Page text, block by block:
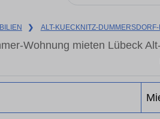
❯ ALT-KUECKNITZ-
Wohnung mieten Lübeck